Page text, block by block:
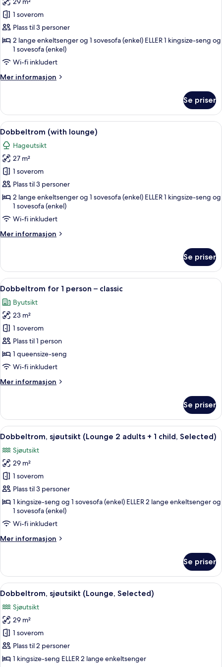
(2
Adults
Child)
bildene
av
Dobbeltrom
(with
lounge
2
adults
child)
1 soverom
Plass til 3 personer
2 lange enkeltsenger og 1 sovesofa (enkel) ELLER 1 kingsize-seng og
1 sovesofa (enkel)
Wi-fi inkludert
Mer informasjon
Mer
(with
lounge
2
+
child)
Se priser
Åpne
alle
bildene
av
Dobbeltrom
(with
lounge)
Sengetøy av topp kvalitet, memory
7
Dobbeltrom (with lounge)
Hageutsikt
27 m²
1 soverom
Plass til 3 personer
2 lange enkeltsenger og 1 sovesofa (enkel) ELLER 1 kingsize-seng og
1 sovesofa (enkel)
Wi-fi inkludert
Mer informasjon
Mer
(with
lounge)
Se priser
Åpne
alle
bildene
av
Dobbeltrom
for
1
person
classic
Sengetøy av topp kvalitet, memory
5
Dobbeltrom for 1 person – classic
Byutsikt
23 m²
1 soverom
Plass til 1 person
1 queensize-seng
Wi-fi inkludert
Mer informasjon
Mer
for
person
classic
Se priser
Åpne
alle
bildene
av
Dobbeltrom,
sjøutsikt
(Lounge
adults
+
1
Selected)
9
Dobbeltrom, sjøutsikt (Lounge 2 adults + 1 child, Selected)
Sjøutsikt
29 m²
1 soverom
Plass til 3 personer
1 kingsize-seng og 1 sovesofa (enkel) ELLER 2 lange enkeltsenger og
1 sovesofa (enkel)
Wi-fi inkludert
Mer informasjon
Mer
sjøutsikt
(Lounge
2
+
child,
Selected)
Se priser
Åpne
alle
bildene
av
Dobbeltrom,
sjøutsikt
(Lounge,
9
Dobbeltrom, sjøutsikt (Lounge, Selected)
Sjøutsikt
29 m²
1 soverom
Plass til 2 personer
1 kingsize-seng ELLER 2 lange enkeltsenger